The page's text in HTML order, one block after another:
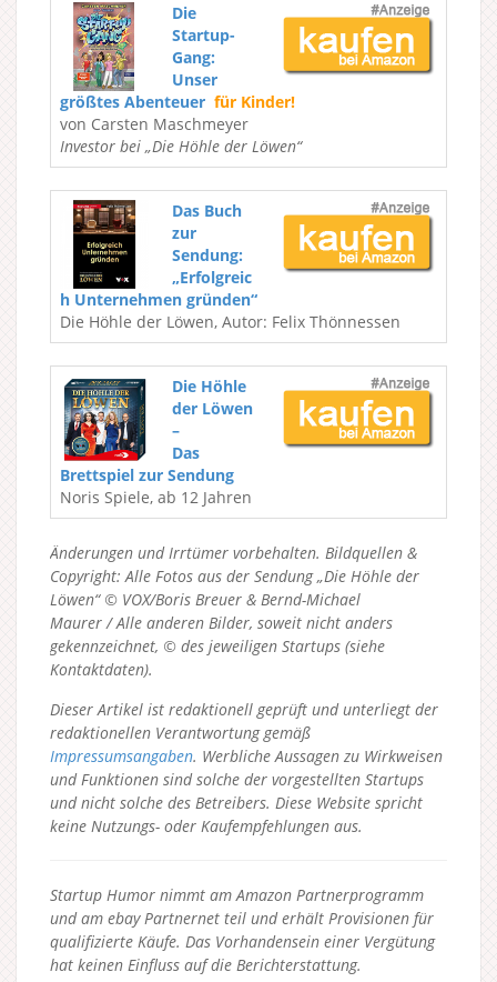
Die
Startup-
Gang:
Unser
größtes Abenteuer für Kinder!
von Carsten Maschmeyer
Investor bei „Die Höhle der Löwen“
Das Buch
zur
Sendung:
„Erfolgreic
h Unternehmen gründen“
Die Höhle der Löwen, Autor: Felix Thönnessen
Die Höhle
der Löwen
–
Das
Brettspiel zur Sendung
Noris Spiele, ab 12 Jahren
Änderungen und Irrtümer vorbehalten. Bildquellen &
Copyright: Alle Fotos aus der Sendung „Die Höhle der
Löwen“ © VOX/Boris Breuer & Bernd-Michael
Maurer / Alle anderen Bilder, soweit nicht anders
gekennzeichnet, © des jeweiligen Startups (siehe
Kontaktdaten).
Dieser Artikel ist redaktionell geprüft und unterliegt der
redaktionellen Verantwortung gemäß
Impressumsangaben. Werbliche Aussagen zu Wirkweisen
und Funktionen sind solche der vorgestellten Startups
und nicht solche des Betreibers. Diese Website spricht
keine Nutzungs- oder Kaufempfehlungen aus.
Startup Humor nimmt am Amazon Partnerprogramm
und am ebay Partnernet teil und erhält Provisionen für
qualifizierte Käufe. Das Vorhandensein einer Vergütung
hat keinen Einfluss auf die Berichterstattung.